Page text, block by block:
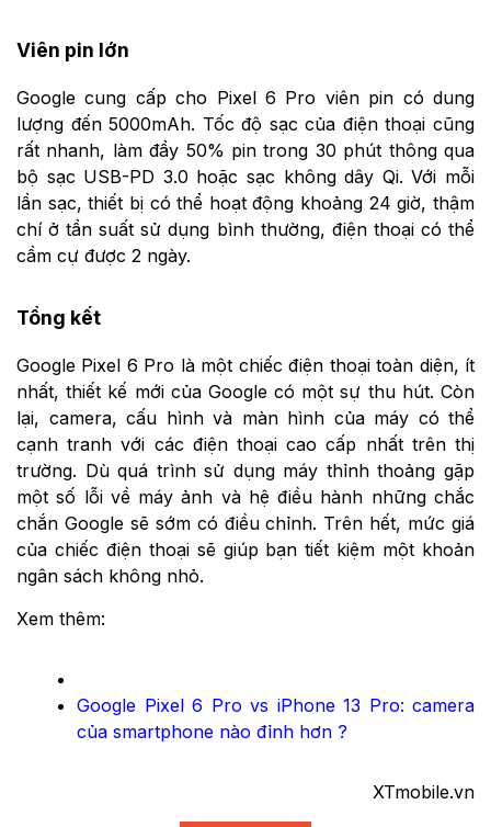
Viên pin lớn
Google cung cấp cho Pixel 6 Pro viên pin có dung
lượng đến 5000mAh. Tốc độ sạc của điện thoại cũng
rất nhanh, làm đầy 50% pin trong 30 phút thông qua
bộ sạc USB-PD 3.0 hoặc sạc không dây Qi. Với mỗi
lần sạc, thiết bị có thể hoạt động khoảng 24 giờ, thậm
chí ở tần suất sử dụng bình thường, điện thoại có thể
cầm cự được 2 ngày.
Tổng kết
Google Pixel 6 Pro là một chiếc điện thoại toàn diện, ít
nhất, thiết kế mới của Google có một sự thu hút. Còn
lại, camera, cấu hình và màn hình của máy có thể
cạnh tranh với các điện thoại cao cấp nhất trên thị
trường. Dù quá trình sử dụng máy thỉnh thoảng gặp
một số lỗi về máy ảnh và hệ điều hành những chắc
chắn Google sẽ sớm có điều chỉnh. Trên hết, mức giá
của chiếc điện thoại sẽ giúp bạn tiết kiệm một khoản
ngân sách không nhỏ.
Xem thêm:
Google Pixel 6 Pro vs iPhone 13 Pro: camera
của smartphone nào đỉnh hơn ?
XTmobile.vn